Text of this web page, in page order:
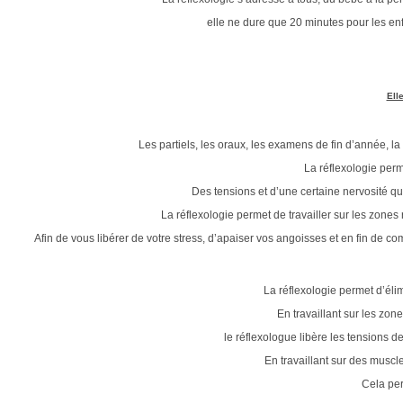
elle ne dure que 20 minutes pour les
Les partiels, les oraux, les examens de fin d’année,
La réflexologie
Des tensions et d’une certaine nervosité
La réflexologie permet de travailler sur les
Afin de vous libérer de votre stress, d’apaiser vos angoisses et en fin de
La réflexologie permet
En travaillant sur les
le réflexologue libère les tensions
En travaillant sur des
Cela